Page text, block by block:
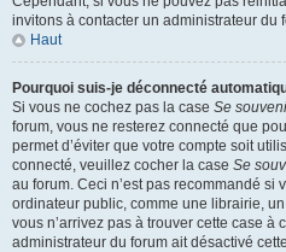
invitons à contacter un administrateur du
Haut
Pourquoi suis-je déconnecté
Si vous ne cochez pas la case Se
forum, vous ne resterez connecté que
permet d’éviter que votre compte soit
connecté, veuillez cocher la case Se
au forum. Ceci n’est pas recommandé si
ordinateur public, comme une librairie,
vous n’arrivez pas à trouver cette case à
administrateur du forum ait désactivé